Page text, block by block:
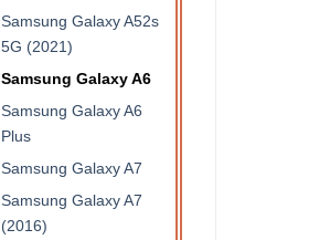
Samsung Galaxy A52s
5G (2021)
Samsung Galaxy A6
Samsung Galaxy A6
Plus
Samsung Galaxy A7
Samsung Galaxy A7
(2016)